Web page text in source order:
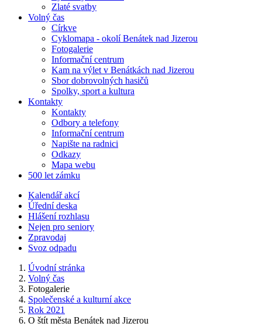
Zlaté svatby
Volný čas
Církve
Cyklomapa - okolí Benátek nad Jizerou
Fotogalerie
Informační centrum
Kam na výlet v Benátkách nad Jizerou
Sbor dobrovolných hasičů
Spolky, sport a kultura
Kontakty
Kontakty
Odbory a telefony
Informační centrum
Napište na radnici
Odkazy
Mapa webu
500 let zámku
Kalendář akcí
Úřední deska
Hlášení rozhlasu
Nejen pro seniory
Zpravodaj
Svoz odpadu
Úvodní stránka
Volný čas
Fotogalerie
Společenské a kulturní akce
Rok 2021
O štít města Benátek nad Jizerou